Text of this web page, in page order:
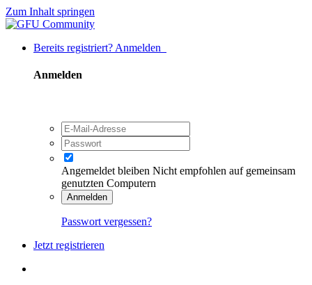
Zum Inhalt springen
Bereits registriert? Anmelden
Anmelden
Angemeldet bleiben Nicht empfohlen auf gemeinsam
genutzten Computern
Anmelden
Passwort vergessen?
Jetzt registrieren